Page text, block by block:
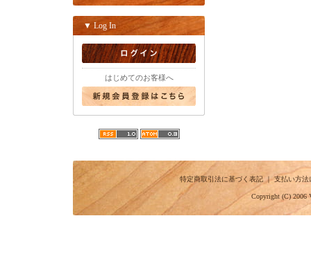
▼ Log In
はじめてのお客様へ
特定商取引法に基づく表記｜支払い方法
Copyright (C) 2006